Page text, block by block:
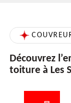
Découvrez
toiture à Les